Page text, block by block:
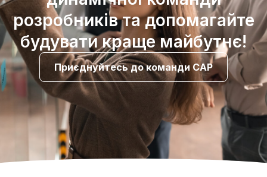
розробників та допомагайте
будувати краще майбутнє!
Приєднуйтесь до команди САР